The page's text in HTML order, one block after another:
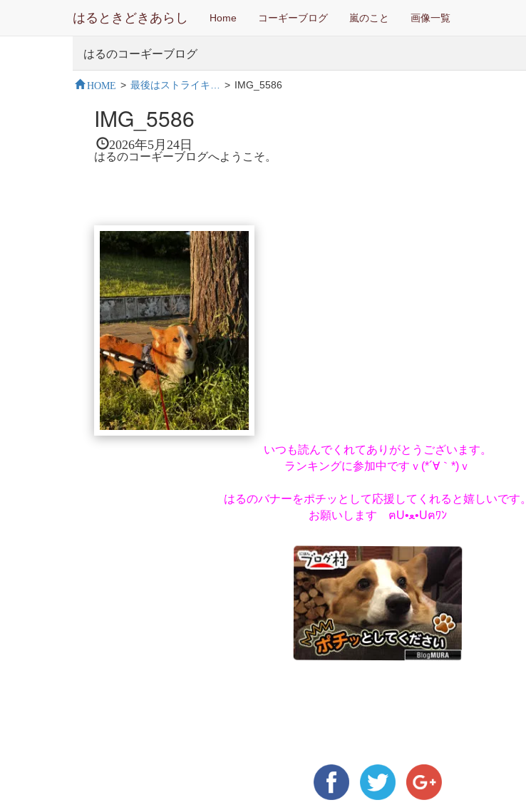
はるときどきあらし Home コーギーブログ 嵐のこと 画像一覧
はるのコーギーブログ
HOME > 最後はストライキ… > IMG_5586
IMG_5586
2026年5月24日
はるのコーギーブログへようこそ。
いつも読んでくれてありがとうございます。
ランキングに参加中ですｖ(*´∀｀*)ｖ
はるのバナーをポチッとして応援してくれると嬉しいです。
お願いします ฅU•ﻌ•Uฅﾜﾝ